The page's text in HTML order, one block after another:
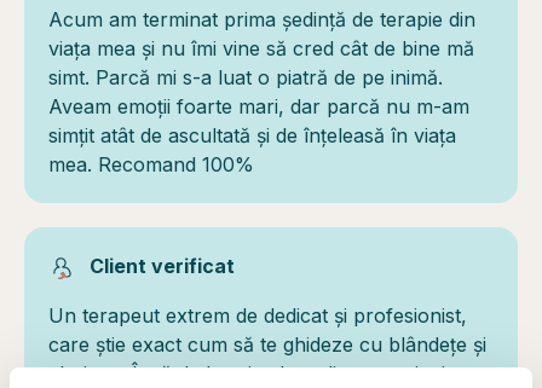
Acum am terminat prima ședință de terapie din
viața mea și nu îmi vine să cred cât de bine mă
simt. Parcă mi s-a luat o piatră de pe inimă.
Aveam emoții foarte mari, dar parcă nu m-am
simțit atât de ascultată și de înțeleasă în viața
mea. Recomand 100%
Client verificat
Un terapeut extrem de dedicat și profesionist,
care știe exact cum să te ghideze cu blândețe și
claritate. Încă de la primele ședințe am simțit